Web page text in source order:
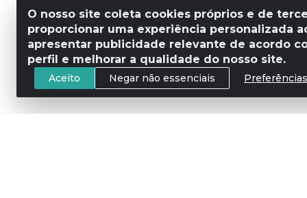
O nosso site coleta cookies próprios e de
proporcionar uma experiência personalizada
apresentar publicidade relevante de acordo
perfil e melhorar a qualidade do nosso site.
Aceito Negar não essenciais